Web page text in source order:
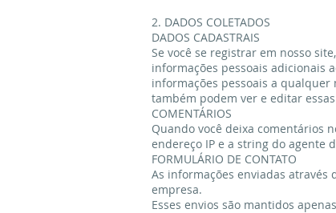
2. DADOS COLETADOS
DADOS CADASTRAIS
Se você se registrar em nosso
informações pessoais adicionais
informações pessoais a
também podem ver e editar
COMENTÁRIOS
Quando você deixa comentários
endereço IP e a string do agente
FORMULÁRIO DE CONTATO
As informações enviadas através
empresa.
Esses envios são mantidos